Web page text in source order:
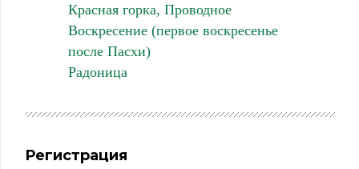
Красная горка, Проводное
Воскресение (первое воскресенье
после Пасхи)
Радоница
Регистрация